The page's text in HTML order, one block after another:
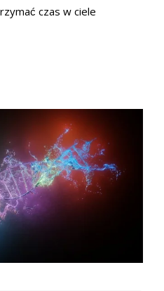
czas w ciele